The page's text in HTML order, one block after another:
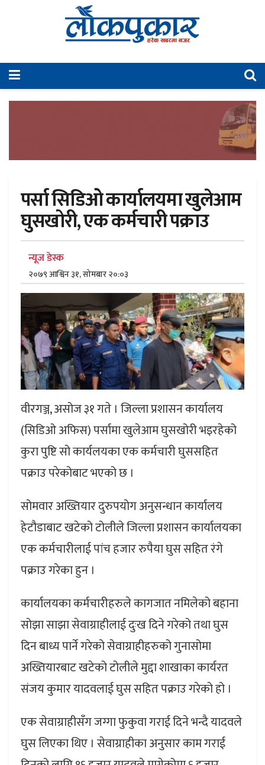
पर्सा सिडिओ कार्यालयमा खुलेआम
घुसखोरी, एक कर्मचारी पक्राउ
न्यूज डेस्क
२०७९ आश्विन ३१, सोमबार २०:०३
वीरगञ्ज, असोज ३१ गते । जिल्ला प्रशासन कार्यालय
(सिडिओ अफिस) पर्सामा खुलेआम घुसखोरी भइरहेको
कुरा पुष्टि सो कार्यलयका एक कर्मचारी घुससहित
पक्राउ परेकोबाट भएको छ ।
सोमवार अख्तियार दुरुपयोग अनुसन्धान कार्यालय
हेटौडाबाट खटेको टोलीले जिल्ला प्रशासन कार्यालयका
एक कर्मचारीलाई पांच हजार रुपैया घुस सहित रंगे
पक्राउ गरेका हुन ।
कार्यालयका कर्मचारीहरुले कागजात नमिलेको बहाना
सोझा साझा सेवाग्राहीलाई दुःख दिने गरेको तथा घुस
दिन बाध्य पार्ने गरेको सेवाग्राहीहरुको गुनासोमा
अख्तियारबाट खटेको टोलीले मुद्दा शाखाका कार्यरत
संजय कुमार यादवलाई घुस सहित पक्राउ गरेको हो ।
एक सेवाग्राहीसँग जग्गा फुकुवा गराई दिने भन्दै यादवले
घुस लिएका थिए । सेवाग्राहीका अनुसार काम गराई